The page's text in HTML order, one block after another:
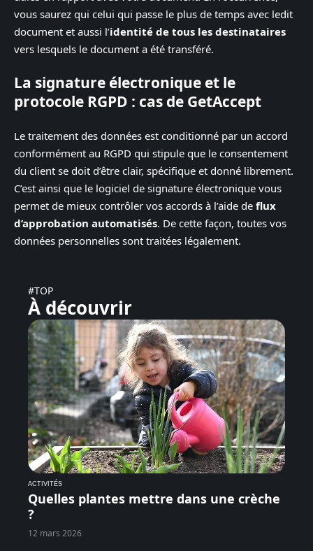
vous saurez qui celui qui passe le plus de temps avec ledit
document et aussi l’identité de tous les destinataires
vers lesquels le document a été transféré.
La signature électronique et le
protocole RGPD : cas de GetAccept
Le traitement des données est conditionné par un accord
conformément au RGPD qui stipule que le consentement
du client se doit d’être clair, spécifique et donné librement.
C’est ainsi que le logiciel de signature électronique vous
permet de mieux contrôler vos accords à l’aide de flux
d’approbation automatisés. De cette façon, toutes vos
données personnelles sont traitées légalement.
#TOP
À découvrir
ACTIVITÉS
Quelles plantes mettre dans une crèche
?
12 mars 2026